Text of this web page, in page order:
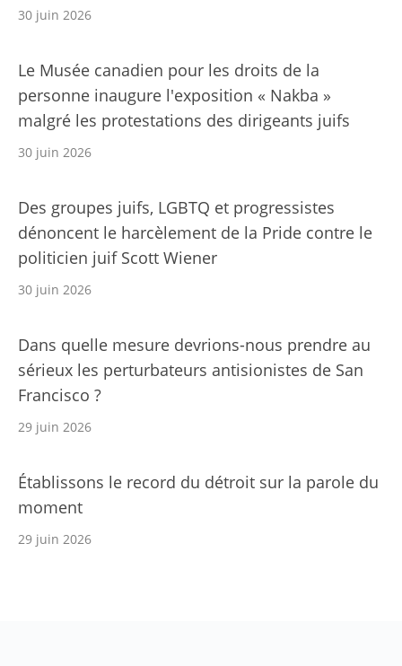
30 juin 2026
Le Musée canadien pour les droits de la
personne inaugure l'exposition « Nakba »
malgré les protestations des dirigeants juifs
30 juin 2026
Des groupes juifs, LGBTQ et progressistes
dénoncent le harcèlement de la Pride contre le
politicien juif Scott Wiener
30 juin 2026
Dans quelle mesure devrions-nous prendre au
sérieux les perturbateurs antisionistes de San
Francisco ?
29 juin 2026
Établissons le record du détroit sur la parole du
moment
29 juin 2026